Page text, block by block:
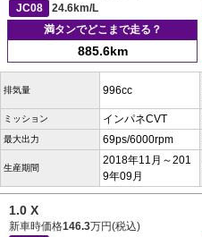
JC08
24.6km/L
満タンでどこまで走る？
885.6km
排気量 996cc
ミッション インパネCVT
最大出力 69ps/6000rpm
生産期間
2018年11月～201
9年09月
1.0 X
新車時価格146.3万円(税込)